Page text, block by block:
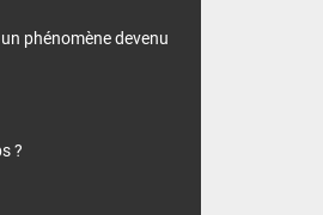
phénomène devenu
?